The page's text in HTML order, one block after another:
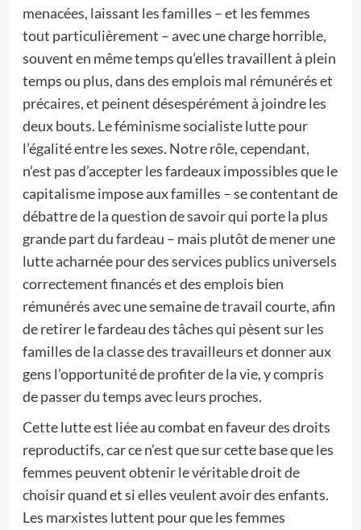
menacées, laissant les familles – et les femmes
tout particulièrement – avec une charge horrible,
souvent en même temps qu’elles travaillent à plein
temps ou plus, dans des emplois mal rémunérés et
précaires, et peinent désespérément à joindre les
deux bouts. Le féminisme socialiste lutte pour
l’égalité entre les sexes. Notre rôle, cependant,
n’est pas d’accepter les fardeaux impossibles que le
capitalisme impose aux familles – se contentant de
débattre de la question de savoir qui porte la plus
grande part du fardeau – mais plutôt de mener une
lutte acharnée pour des services publics universels
correctement financés et des emplois bien
rémunérés avec une semaine de travail courte, afin
de retirer le fardeau des tâches qui pèsent sur les
familles de la classe des travailleurs et donner aux
gens l’opportunité de profiter de la vie, y compris
de passer du temps avec leurs proches.
Cette lutte est liée au combat en faveur des droits
reproductifs, car ce n’est que sur cette base que les
femmes peuvent obtenir le véritable droit de
choisir quand et si elles veulent avoir des enfants.
Les marxistes luttent pour que les femmes